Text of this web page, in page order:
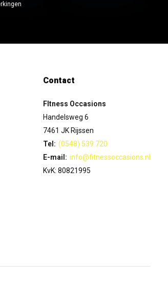
Contact
FItness Occasions
Handelsweg 6
7461 JK Rijssen
Tel: (0548) 539 720
E-mail: info@fitnessoccasions.nl
KvK: 80821995